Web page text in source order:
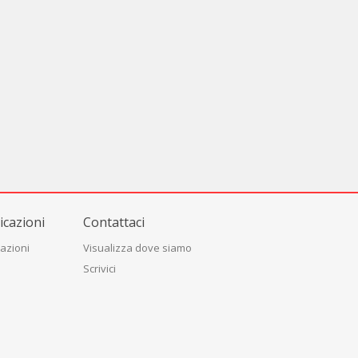
Contattaci
Visualizza dove siamo
Scrivici